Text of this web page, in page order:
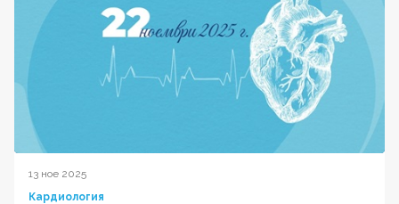
13 ное 2025
Кардиология